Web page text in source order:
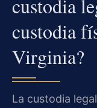
custodia
custodia
Virginia?
La custodia